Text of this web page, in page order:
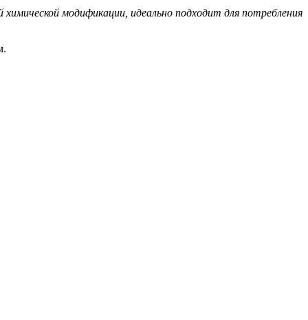
модификации, идеально подходит для потребления